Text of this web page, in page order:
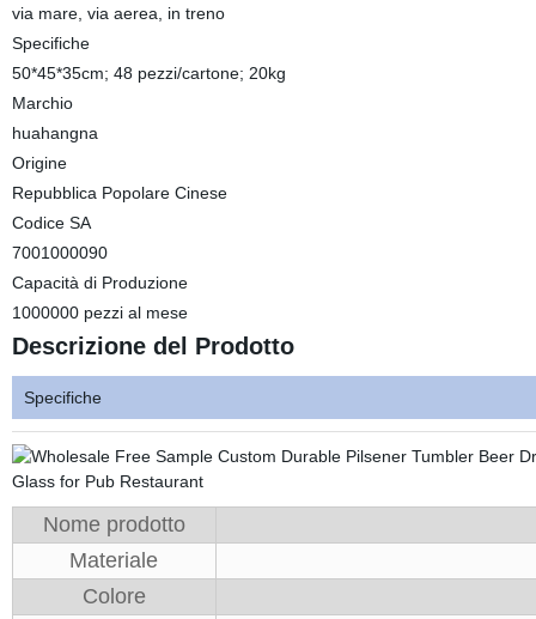
via mare, via aerea, in treno
Specifiche
50*45*35cm; 48 pezzi/cartone; 20kg
Marchio
huahangna
Origine
Repubblica Popolare Cinese
Codice SA
7001000090
Capacità di Produzione
1000000 pezzi al mese
Descrizione del Prodotto
Specifiche
Nome prodotto
Materiale
Colore